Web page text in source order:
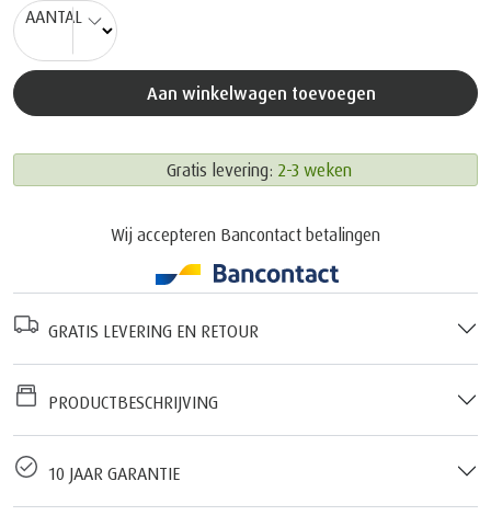
AANTAL
Aan winkelwagen toevoegen
Gratis levering: 2-3 weken
Wij accepteren Bancontact betalingen
GRATIS LEVERING EN RETOUR
PRODUCTBESCHRIJVING
10 JAAR GARANTIE